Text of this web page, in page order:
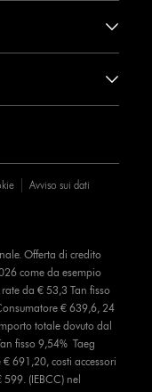
Avviso sui dati
Offerta di credito
come da esempio
da € 53,3 Tan fisso
€ 639,6, 24
totale dovuto dal
fisso 9,54% Taeg
691,20, costi accessori
(IEBCC) nel